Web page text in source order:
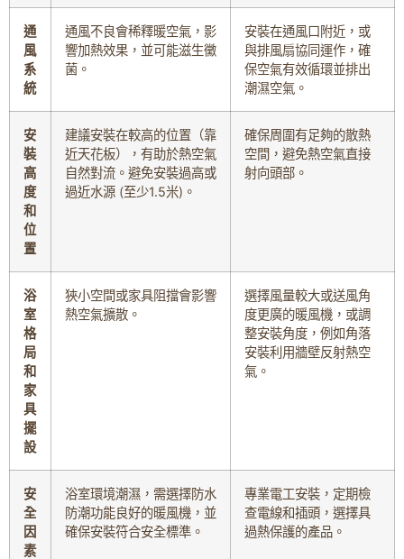
通
風
系
統
通風不良會稀釋暖空氣，影
響加熱效果，並可能滋生黴
菌。
安裝在通風口附近，或
與排風扇協同運作，確
保空氣有效循環並排出
潮濕空氣。
安
裝
高
度
和
位
置
建議安裝在較高的位置（靠
近天花板），有助於熱空氣
自然對流。避免安裝過高或
過近水源 (至少1.5米)。
確保周圍有足夠的散熱
空間，避免熱空氣直接
射向頭部。
浴
室
格
局
和
家
具
擺
設
狹小空間或家具阻擋會影響
熱空氣擴散。
選擇風量較大或送風角
度更廣的暖風機，或調
整安裝角度，例如角落
安裝利用牆壁反射熱空
氣。
安
全
因
素
浴室環境潮濕，需選擇防水
防潮功能良好的暖風機，並
確保安裝符合安全標準。
專業電工安裝，定期檢
查電線和插頭，選擇具
過熱保護的產品。